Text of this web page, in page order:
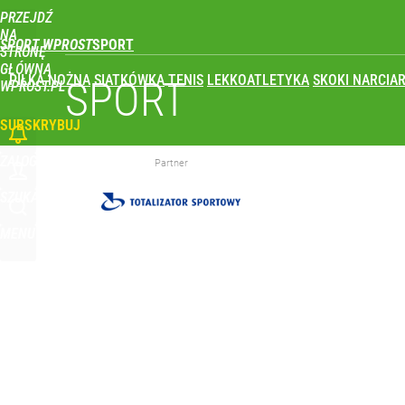
PRZEJDŹ
NA
STRONĘ
GŁÓWNĄ
WPROST.PL
SPORT WPROST
PIŁKA NOŻNA SIATKÓWKA TENIS LEKKOATLETYKA SKOKI
SUBSKRYBUJSPORT
Partner